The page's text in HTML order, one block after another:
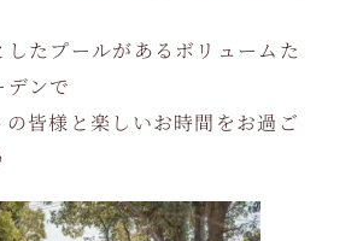
したプールがあるボリュームた
デンで
の皆様と楽しいお時間をお過ご